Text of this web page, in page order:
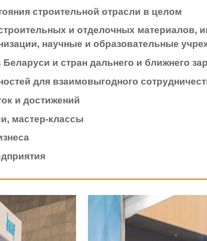
строительной отрасли в целом
и отделочных материалов,
научные и образовательные
и стран дальнего и ближнего
для взаимовыгодного
и достижений
мастер-классы